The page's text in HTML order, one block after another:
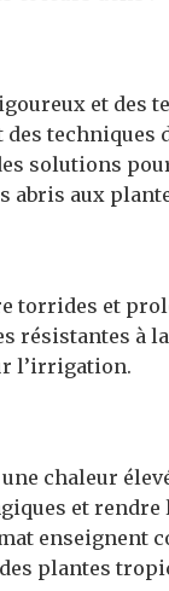
et des
techniques
solutions
abris aux
torrides et
résistantes à
l’irrigation.
chaleur
et rendre
enseignent
plantes